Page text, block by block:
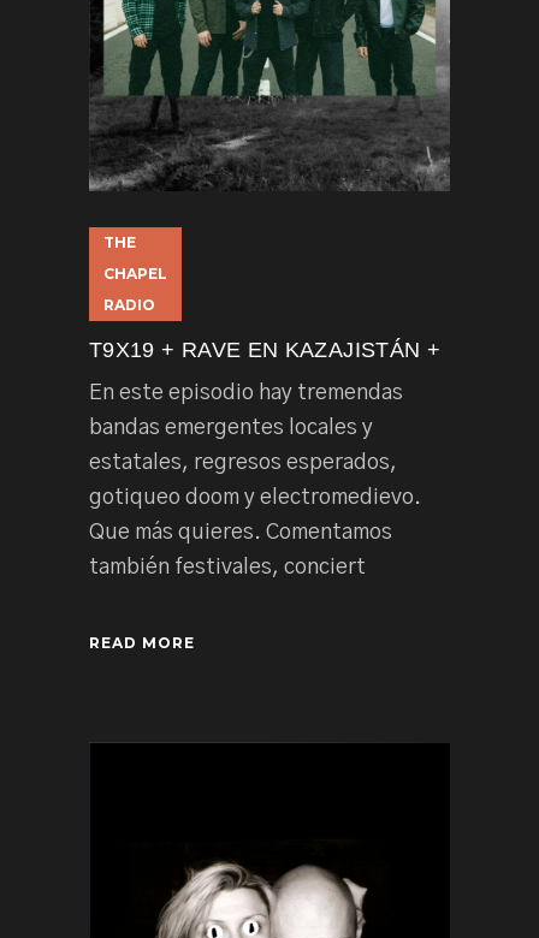
THE
CHAPEL
RADIO
T9X19 + RAVE EN KAZAJISTÁN +
En este episodio hay tremendas
bandas emergentes locales y
estatales, regresos esperados,
gotiqueo doom y electromedievo.
Que más quieres. Comentamos
también festivales, conciert
READ MORE